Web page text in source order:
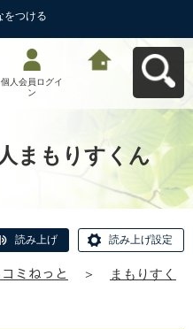
をつける
個人会員ログイ
ン
まもりすくん
読み上げ 読み上げ設定
ミねっと ＞
まもりすく